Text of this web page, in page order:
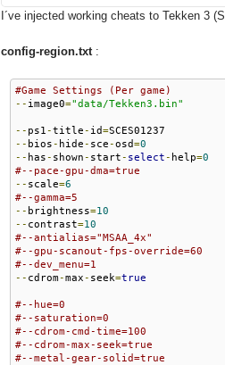
I´ve injected working cheats to Tekken 3
config-region.txt:
#Game Settings (Per game)
-- image0="data/Tekken3.bin"
-- ps1-title- id=
-- bios- hide- sce-osd=0
-- has- shown- start- select- help=0
#--pace-gpu-dma=true
-- scale=6
#--gamma=5
-- brightness=10
-- contrast=10
#--antialias="MSAA_4x"
#--gpu-scanout-fps-override=60
#--dev_menu=1
-- cdrom-max- seek=true
#--hue=0
#--saturation=0
#--cdrom-cmd-time=100
#--cdrom-max-seek=true
#--metal-gear-solid=true